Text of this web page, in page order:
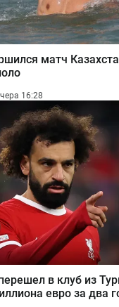
матч
16:28
в клуб из
евро за два